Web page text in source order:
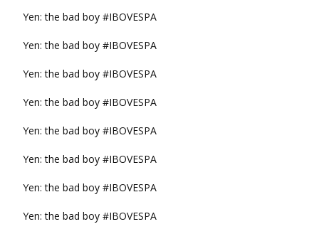
Yen: the bad boy #IBOVESPA
Yen: the bad boy #IBOVESPA
Yen: the bad boy #IBOVESPA
Yen: the bad boy #IBOVESPA
Yen: the bad boy #IBOVESPA
Yen: the bad boy #IBOVESPA
Yen: the bad boy #IBOVESPA
Yen: the bad boy #IBOVESPA